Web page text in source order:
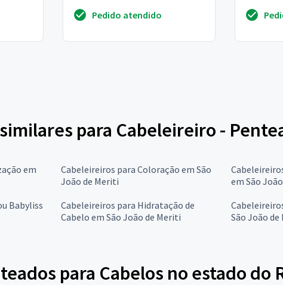
duas adolescentes e uma cri...
Pedido atendido
para Cabeleireiro -
em
Cabeleireiros para Coloração em São
João de Meriti
em São
Babyliss
Cabeleireiros para Hidratação de
Cabelo em São João de Meriti
São João
para Cabelos no estado do